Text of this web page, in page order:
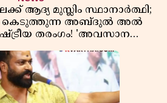
ആദ്യ മുസ്ലിം സ്ഥാനാർത്ഥി;
കെടുത്തുന്ന അബ്ദുൽ അൽ
തരംഗം! 'അവസാന